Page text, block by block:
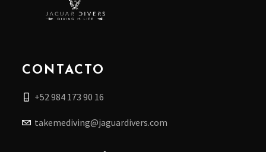
CONTACTO
+52 984 173 90 16
takemediving@jaguardivers.com